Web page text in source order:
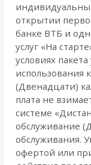
открытии
банке ВТБ и
услуг «На
условиях
использования
(Двенадцати)
плата не
системе
обслуживание
обслуживания.
офертой или